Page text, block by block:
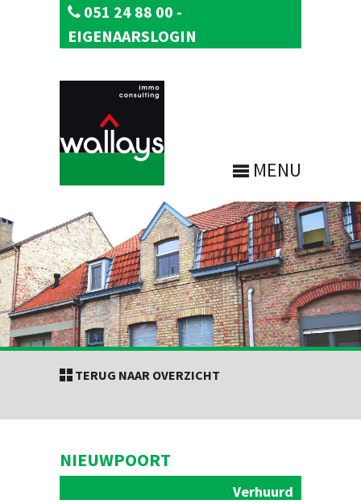
051 24 88 00 -
EIGENAARSLOGIN
MENU
TERUG NAAR OVERZICHT
NIEUWPOORT
Verhuurd